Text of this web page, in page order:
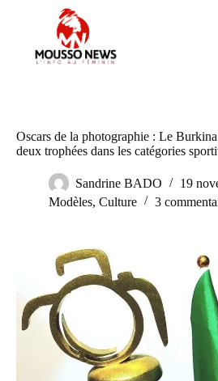
Oscars de la photographie : Le
deux trophées dans les catégories
Sandrine BADO
19
Modèles, Culture 3